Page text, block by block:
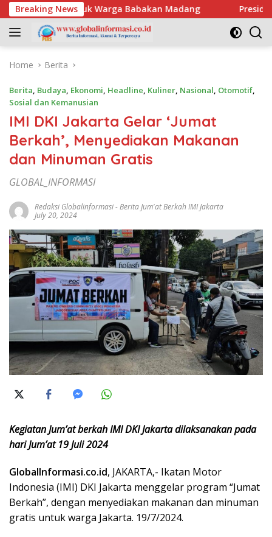
Skip
to
content
Breaking News
untuk Warga Babakan Madang Presiden
Home Berita
Berita, Budaya, Ekonomi, Headline, Kuliner, Nasional, Otomotif,
Sosial dan Kemanusian
IMI DKI Jakarta Gelar ‘Jumat
Berkah’, Menyediakan Makanan
dan Minuman Gratis
GLOBAL_INFORMASI
Redaksi Globalinformasi-Berita Jum'at Berkah IMI Jakarta
July 20, 2024
Kegiatan Jum’at berkah IMI DKI Jakarta dilaksanakan pada
hari Jum’at 19 Juli 2024
GlobalInformasi.co.id, JAKARTA,- Ikatan Motor
Indonesia (IMI) DKI Jakarta menggelar program “Jumat
Berkah”, dengan menyediakan makanan dan minuman
gratis untuk warga Jakarta. 19/7/2024.